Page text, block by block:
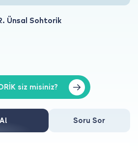
musunuz?
Ünsal Sohtorik
siz misiniz?
Soru Sor